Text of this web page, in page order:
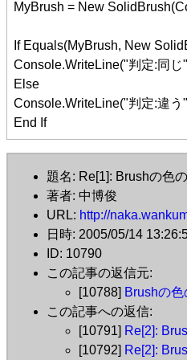
MyBrush = New
If Equals(MyBrush, New
Console.WriteLine("判定:同じ
Else
Console.WriteLine("判定:違う
End If
題名: Re[1]: Brushの色
著者: 中博俊
URL: http://
日時: 2005/05/14
ID: 10790
この記事の返信元:
[10788] Brushの色
この記事への返信:
[10791] Re[2]:
[10792] Re[2]: